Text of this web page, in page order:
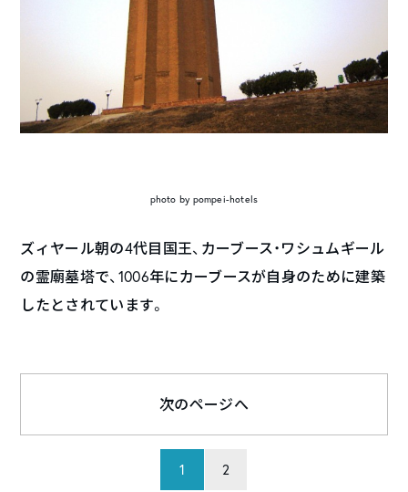
photo by pompei-hotels
ズィヤール朝の4代目国王、カーブース・ワシュムギール
の霊廟墓塔で、1006年にカーブースが自身のために建築
したとされています。
1 2
次のページへ